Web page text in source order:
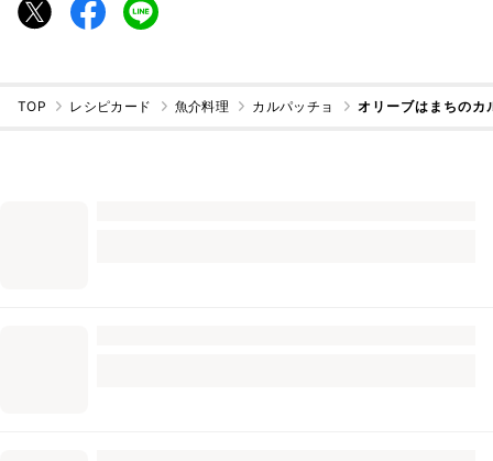
TOP レシピカード 魚介料理 カルパッチョ オリーブはまちのカ